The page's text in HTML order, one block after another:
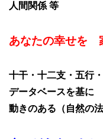
人間関係 等
あなたの幸せを
十干・十二支・五行
データベースを基に
動きのある（自然の